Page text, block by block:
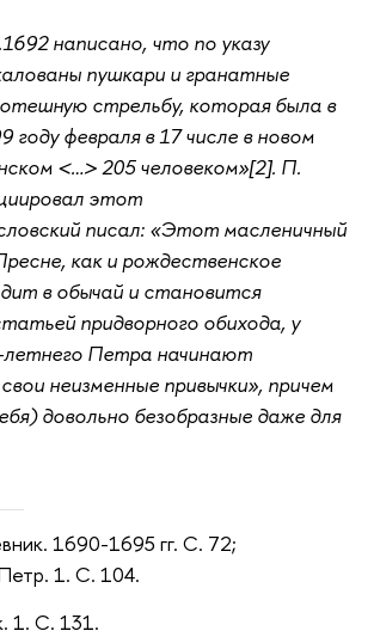
написано, что по указу
пушкари и гранатные
стрельбу, которая была в
году февраля в 17 числе в новом
<…> 205 человеком»[2]. П.
этот
писал: «Этот масленичный
как и рождественское
в обычай и становится
придворного обихода, у
Петра начинают
неизменные привычки», причем
довольно безобразные даже для
1690-1695 гг. С. 72;
1. С. 104.
1. С. 131.